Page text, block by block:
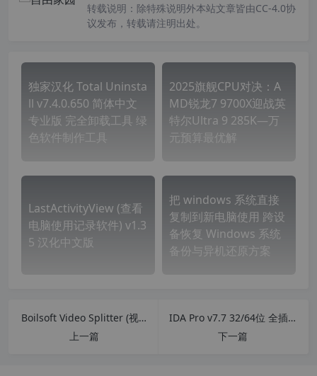
转载说明： 除特殊说明外本站文章皆由CC-4.0协
议发布，转载请注明出处。
独家汉化 Total Uninsta
ll v7.4.0.650 简体中文
专业版 完全卸载工具 绿
色软件制作工具
2025旗舰CPU对决‌：A
MD锐龙7 9700X迎战英
特尔Ultra 9 285K—万
元预算最优解
LastActivityView (查看
电脑使用记录软件) v1.3
5 汉化中文版
把 windows 系统直接
复制到新电脑使用 跨设
备恢复 Windows 系统
备份与异机还原方案
Boilsoft Video Splitter (视频分割软件) v8.3.1 中文汉化版
上一篇
IDA Pro v7.7 32/64位 全插件中文版 交互式反汇编工具 静态逆向工具
下一篇